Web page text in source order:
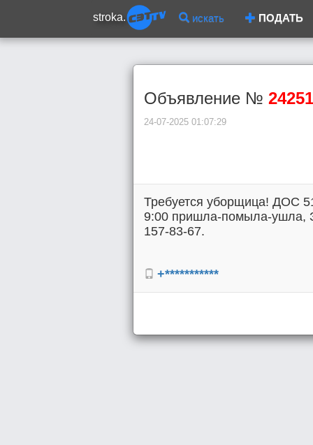
stroka. искать ПОДАТЬ
Объявление № 24251
24-07-2025 01:07:29
Требуется уборщица! ДОС
9:00 пришла-помыла-ушла,
157-83-67.
+***********